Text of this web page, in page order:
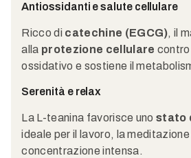
Antiossidanti e salute cellulare
Ricco di catechine (EGCG), il
alla protezione cellulare
ossidativo e sostiene il
Serenità e relax
La L-teanina favorisce unostato
ideale per il lavoro, la meditazione
concentrazione intensa.